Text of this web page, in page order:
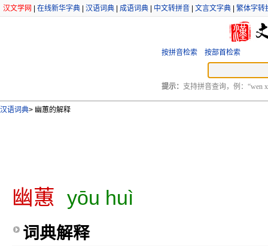
汉文学网 在线新华字典 汉语词典 成语词典 中文转拼音 文言文字典 繁体字转
按拼音检索 按部首检索
提示： 支持拼音查询，例：“wen
汉语词典> 幽蕙的解释
幽蕙 yōu huì
词典解释